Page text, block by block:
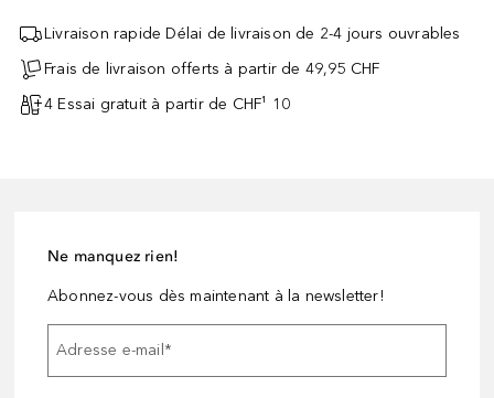
Livraison rapide Délai de livraison de 2-4 jours ouvrables
Frais de livraison offerts à partir de 49,95 CHF
4 Essai gratuit à partir de CHF¹ 10
Ne manquez rien!
Abonnez-vous dès maintenant à la newsletter!
Adresse e-mail*